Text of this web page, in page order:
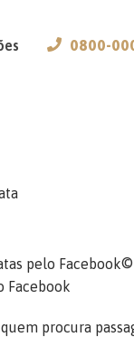
0800-
©
Facebook
procura